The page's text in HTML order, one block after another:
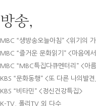
방송,
MBC “생방송오늘아침” <위기의
MBC “즐거운 문화읽기” <마음에
MBC “MBC특집다큐멘터리” <아
KBS “문화동행” <또 다른 나의발
KBS “비타민” <정신건강특집>
K-TV, 폴리TV 외 다수